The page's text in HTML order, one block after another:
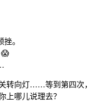
。
😱
转向灯……等到第四次，
上哪儿说理去？